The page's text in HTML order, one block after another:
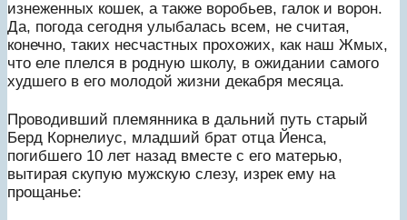
изнеженных кошек, а также воробьев, галок и ворон.
Да, погода сегодня улыбалась всем, не считая,
конечно, таких несчастных прохожих, как наш Жмых,
что еле плелся в родную школу, в ожидании самого
худшего в его молодой жизни декабря месяца.
Проводивший племянника в дальний путь старый
Берд Корнелиус, младший брат отца Йенса,
погибшего 10 лет назад вместе с его матерью,
вытирая скупую мужскую слезу, изрек ему на
прощанье: